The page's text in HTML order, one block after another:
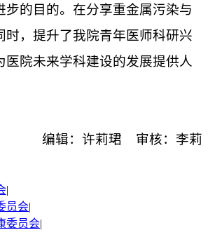
步的目的。在分享重金属污染与
时，提升了我院青年医师科研兴
医院未来学科建设的发展提供人
编辑：许莉珺 审核：李莉
|
员会|
委员会|